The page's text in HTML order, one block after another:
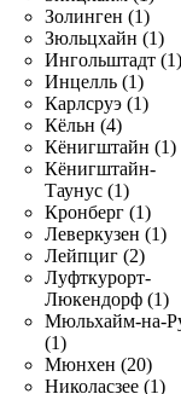
Золинген (1)
Зюльцхайн (1)
Ингольштадт (1)
Инцелль (1)
Карлсруэ (1)
Кёльн (4)
Кёнигштайн (1)
Кёнигштайн-
Таунус (1)
Кронберг (1)
Леверкузен (1)
Лейпциг (2)
Луфткурорт-
Люкендорф (1)
Мюльхайм-на-
(1)
Мюнхен (20)
Николасзее (1)